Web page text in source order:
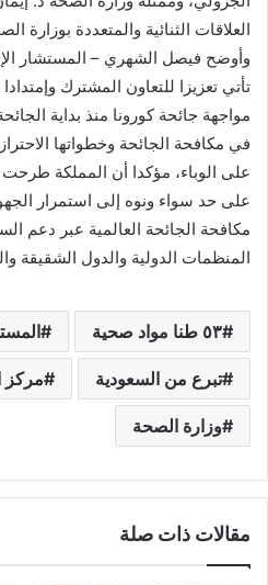
العلاقات الثنائية والمتعددة بوزارة
وأوضح فيصل الشهري – المستشار
تأتي تعزيزا للتعاون المشترك
مواجهة جائحة كورونا منذ بداية
في مكافحة الجائحة وخطواتها
على الوباء، مؤكدا أن المملكة طرحت
على حد سواء ونوه إلى استمرار
مكافحة الجائحة العالمية عبر دعم
المنظمات الدولية والدول الشقيقة
٥٣ طنا مواد صحية
تبرع من السعودية مركز
وزارة الصحة
مقالات ذات صلة